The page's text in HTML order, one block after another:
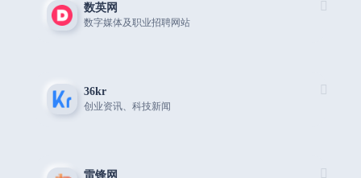
数英网
数字媒体及职业招聘网站
36kr
创业资讯、科技新闻
雷锋网